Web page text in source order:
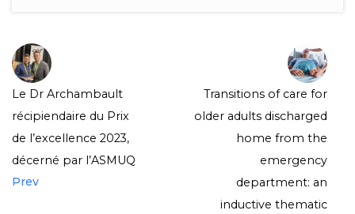
Le Dr Archambault
récipiendaire du Prix
de l’excellence 2023,
décerné par l’ASMUQ
Prev
Transitions of care for
older adults discharged
home from the
emergency
department: an
inductive thematic